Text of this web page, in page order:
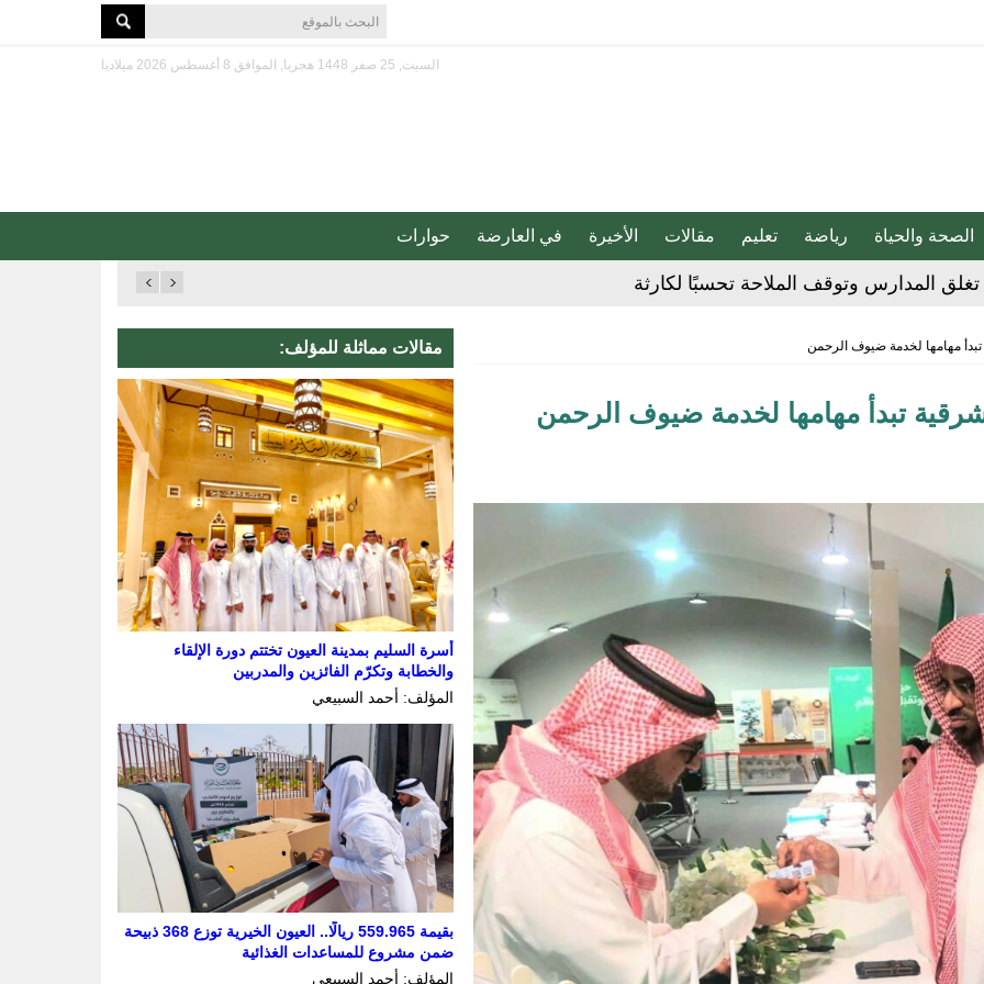
السبت, 25 صفر 1448 هجريا, الموافق 8 أغسطس 2026 ميلاديا
الصحة والحياة رياضة تعليم مقالات الأخيرة في العارضة حوارات
دون التأثير على الطعم
بين السعودية وتركيا وباكستان
المخدر في الشرقية
للإبداع والاحترافية بقيادة محمد الضيف
منتجات قهوة وشوكولاتة مضاف إليها الجينسنغ
يختتمان “كاوست الصيفي ” للذكاء الاصطناعي
المدارس وتوقف الملاحة تحسبًا لكارثة
تبدأ مهامها لخدمة ضيوف الرحمن
تبدأ مهامها لخدمة ضيوف الرحمن
مقالات مماثلة للمؤلف:
أسرة السليم بمدينة العيون تختتم دورة الإلقاء
والخطابة وتكرّم الفائزين والمدربين
المؤلف: أحمد السبيعي
بقيمة 559.965 ريالًا.. العيون الخيرية توزع 368 ذبيحة
ضمن مشروع للمساعدات الغذائية
المؤلف: أحمد السبيعي